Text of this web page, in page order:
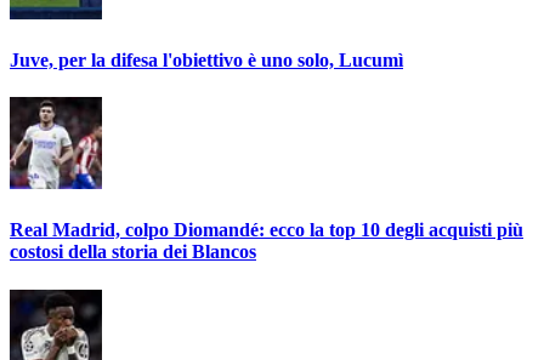
Juve, per la difesa l'obiettivo è uno solo, Lucumì
Real Madrid, colpo Diomandé: ecco la top 10 degli acquisti più
costosi della storia dei Blancos